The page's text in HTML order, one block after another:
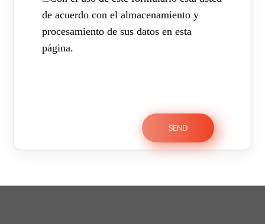
de acuerdo con el almacenamiento y
procesamiento de sus datos en esta
página.